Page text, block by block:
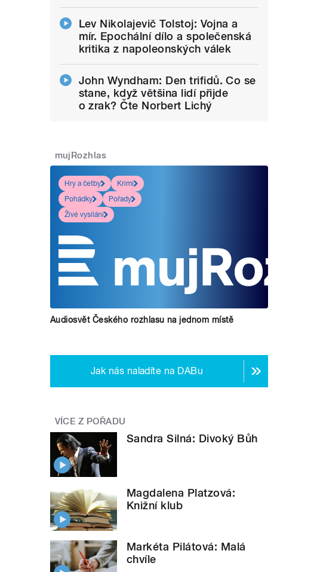
Lev Nikolajevič Tolstoj: Vojna a
mír. Epochální dílo a společenská
kritika z napoleonských válek
John Wyndham: Den trifidů. Co se
stane, když většina lidí přijde
o zrak? Čte Norbert Lichý
mujRozhlas
Hry a četby
Krimi
Pohádky
Pořady
Živé vysílání
Audiosvět Českého rozhlasu na jednom místě
Jak nás naladíte na DABu
VÍCE Z POŘADU
Sandra Silná: Divoký Bůh
Magdalena Platzová:
Knižní klub
Markéta Pilátová: Malá
chvíle